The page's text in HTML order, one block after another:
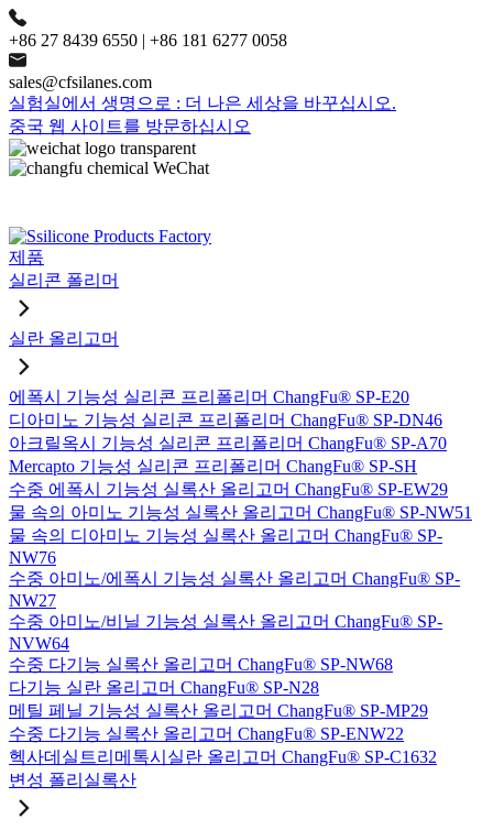
+86 27 8439 6550 | +86 181 6277 0058
sales@cfsilanes.com
실험실에서 생명으로 : 더 나은 세상을 바꾸십시오.
중국 웹 사이트를 방문하십시오
제품
실리콘 폴리머
실란 올리고머
에폭시 기능성 실리콘 프리폴리머 ChangFu® SP-E20
디아미노 기능성 실리콘 프리폴리머 ChangFu® SP-DN46
아크릴옥시 기능성 실리콘 프리폴리머 ChangFu® SP-A70
Mercapto 기능성 실리콘 프리폴리머 ChangFu® SP-SH
수중 에폭시 기능성 실록산 올리고머 ChangFu® SP-EW29
물 속의 아미노 기능성 실록산 올리고머 ChangFu® SP-NW51
물 속의 디아미노 기능성 실록산 올리고머 ChangFu® SP-
NW76
수중 아미노/에폭시 기능성 실록산 올리고머 ChangFu® SP-
NW27
수중 아미노/비닐 기능성 실록산 올리고머 ChangFu® SP-
NVW64
수중 다기능 실록산 올리고머 ChangFu® SP-NW68
다기능 실란 올리고머 ChangFu® SP-N28
메틸 페닐 기능성 실록산 올리고머 ChangFu® SP-MP29
수중 다기능 실록산 올리고머 ChangFu® SP-ENW22
헥사데실트리메톡시실란 올리고머 ChangFu® SP-C1632
변성 폴리실록산